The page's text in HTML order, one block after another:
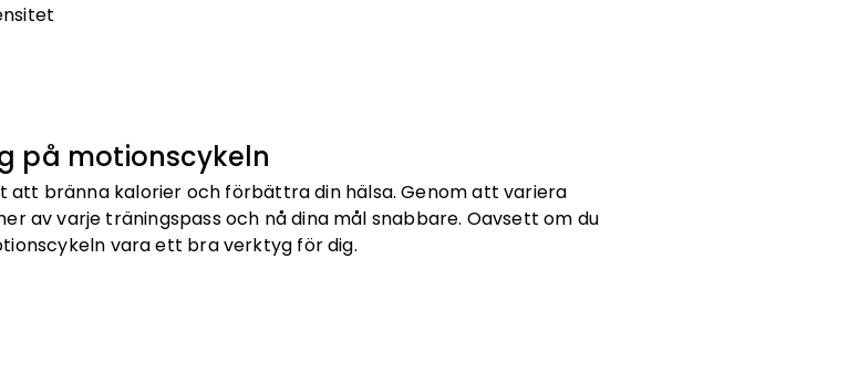
på motionscykeln
bränna kalorier och förbättra din hälsa. Genom att variera
av varje träningspass och nå dina mål snabbare. Oavsett om du
vara ett bra verktyg för dig.